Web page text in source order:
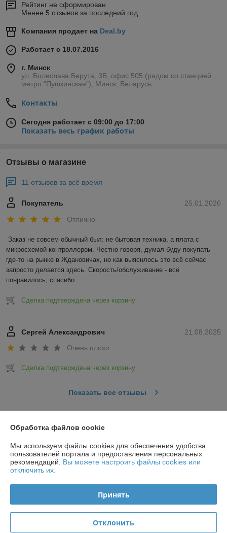
Рейтинг не сформирован
Менее 5 отзывов за последний год
Компания продает на Deal.by
Работает с 18.07.2016
г. Минск
ул. Болеслава Берута, 3Б, офис 505 (рядом со станцией
метро "Пушкинская"), Минск, Беларусь
Контакты
Сегодня работает с 09:00 до 17:00
Показать весь график работы
Отзывы о магазине
11 отзывов за всё время
25.01.2026
Покупатель
Отлично
Заказ не совсем обычный был: не бытовая техника, а плата с
микросхемой-контроллером. Честно говоря, думал буду покупать
где-то на рынке в Ждановичах, но как выяснлось это всё сейчас
запросто делается здесь. Скорость/обслуживание - всё
понравилось, спасибо.
Сделка подтверждена через корзину
21.08.2025
Сергей Александрович
Очень плохо
Сделка подтверждена через корзину
Показать все отзывы
О нас
Контакты
Доставка и оплата
Обработка файлов cookie
Мы используем файлы cookies для обеспечения удобства
пользователей портала и предоставления персональных
рекомендаций. Вы можете настроить файлы cookies или
отключить их.
Принять
Отклонить